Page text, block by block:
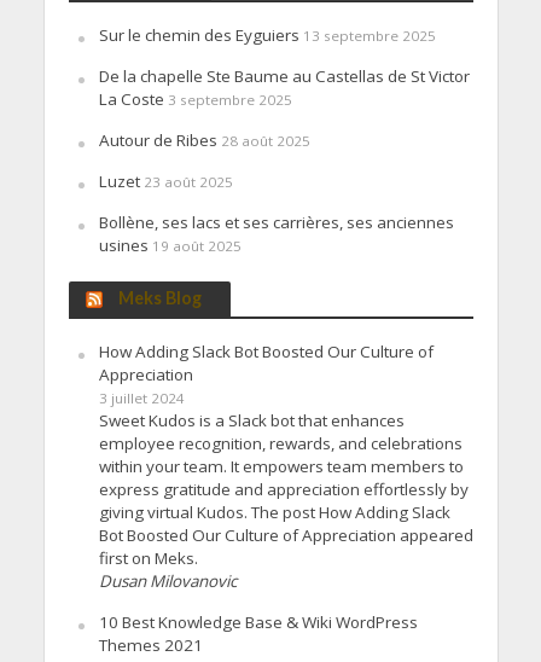
Sur le chemin des Eyguiers 13 septembre 2025
De la chapelle Ste Baume au Castellas de St Victor
La Coste 3 septembre 2025
Autour de Ribes 28 août 2025
Luzet 23 août 2025
Bollène, ses lacs et ses carrières, ses anciennes
usines 19 août 2025
Meks Blog
How Adding Slack Bot Boosted Our Culture of
Appreciation
3 juillet 2024
Sweet Kudos is a Slack bot that enhances
employee recognition, rewards, and celebrations
within your team. It empowers team members to
express gratitude and appreciation effortlessly by
giving virtual Kudos. The post How Adding Slack
Bot Boosted Our Culture of Appreciation appeared
first on Meks.
Dusan Milovanovic
10 Best Knowledge Base & Wiki WordPress
Themes 2021